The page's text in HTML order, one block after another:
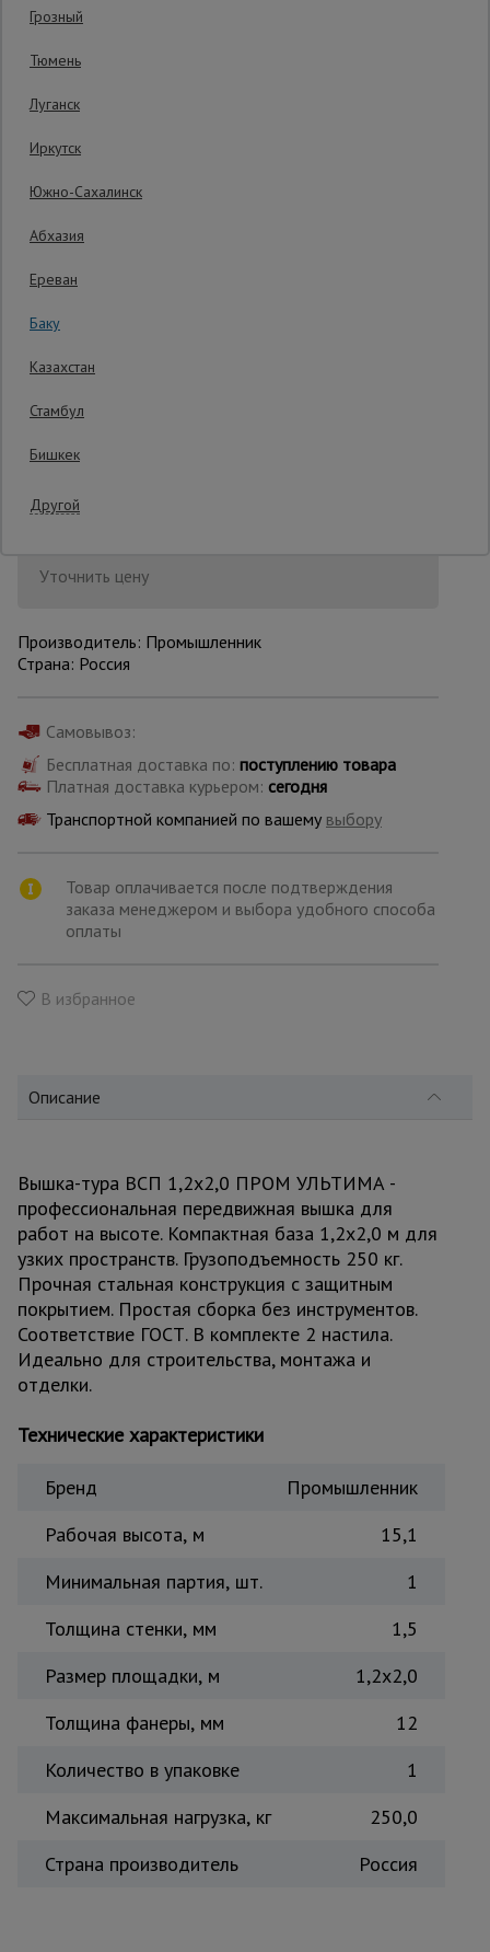
для
для работы с
арматурой
работ
Лестницы
и
стремянки
Штукатурные
комплекты
Тепловые
Металл и
Уточнить цену
Производитель: Промышленник
Страна: Россия
Самовывоз:
Бесплатная доставка по: поступлению товара
Платная доставка курьером: сегодня
Транспортной компанией по вашему выбору
Товар оплачивается после подтверждения
заказа менеджером и выбора удобного способа
оплаты
В избранное
Описание
Вышка-тура ВСП 1,2x2,0 ПРОМ УЛЬТИМА -
профессиональная передвижная вышка для
работ на высоте. Компактная база 1,2x2,0 м для
узких пространств. Грузоподъемность 250 кг.
Прочная стальная конструкция с защитным
покрытием. Простая сборка без инструментов.
Соответствие ГОСТ. В комплекте 2 настила.
Идеально для строительства, монтажа и
отделки.
Технические характеристики
Бренд
Промышленник
Рабочая высота, м
15,1
Минимальная партия, шт.
1
Толщина стенки, мм
1,5
Размер площадки, м
1,2x2,0
Толщина фанеры, мм
12
Количество в упаковке
1
Максимальная нагрузка, кг
250,0
Страна производитель
Россия
Грозный
Тюмень
Луганск
Иркутск
Южно-Сахалинск
Абхазия
Ереван
Баку
Казахстан
Стамбул
Бишкек
Другой